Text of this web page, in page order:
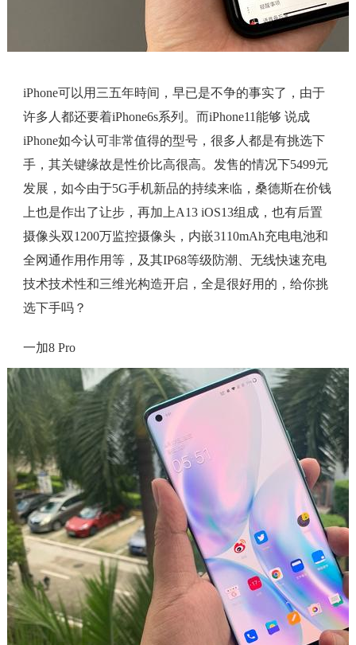
iPhone可以用三五年時间，早已是不争的事实了，由于
许多人都还要着iPhone6s系列。而iPhone11能够 说成
iPhone如今认可非常值得的型号，很多人都是有挑选下
手，其关键缘故是性价比高很高。发售的情况下5499元
发展，如今由于5G手机新品的持续来临，桑德斯在价钱
上也是作出了让步，再加上A13 iOS13组成，也有后置
摄像头双1200万监控摄像头，内嵌3110mAh充电电池和
全网通作用作用等，及其IP68等级防潮、无线快速充电
技术技术性和三维光构造开启，全是很好用的，给你挑
选下手吗？
一加8 Pro